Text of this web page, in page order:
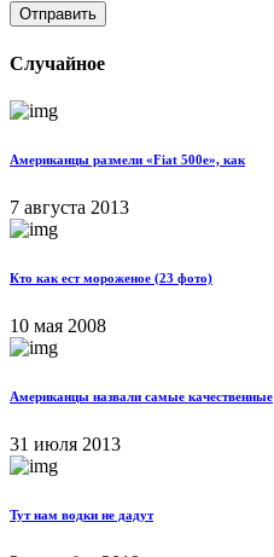
Отправить
Случайное
Американцы размели «Fiat 500e», как
7 августа 2013
Кто как ест мороженое (23 фото)
10 мая 2008
Американцы назвали самые качественные
31 июля 2013
Тут нам водки не дадут